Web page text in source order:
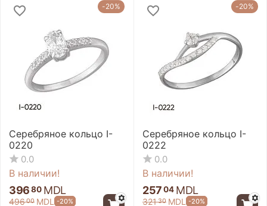
-20%
Серебряное кольцо I-
0220
0.0
В наличии!
39680 MDL
49600 MDL -20%
-20%
Серебряное кольцо I-
0222
0.0
В наличии!
25704 MDL
32130 MDL -20%